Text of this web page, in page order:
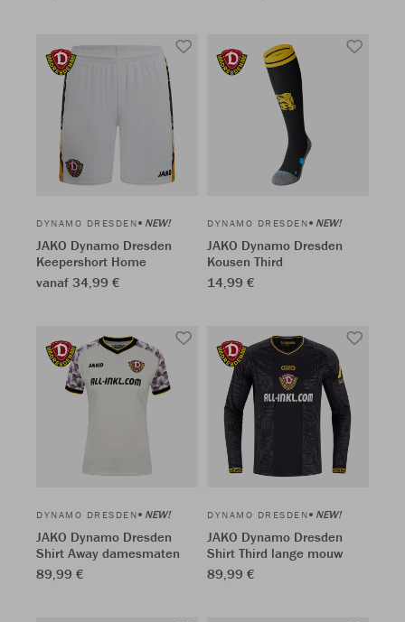
DYNAMO DRESDEN NEW!
JAKO Dynamo Dresden
Keepershort Home
vanaf 34,99 €
DYNAMO DRESDEN NEW!
JAKO Dynamo Dresden
Kousen Third
14,99 €
DYNAMO DRESDEN NEW!
JAKO Dynamo Dresden
Shirt Away damesmaten
89,99 €
DYNAMO DRESDEN NEW!
JAKO Dynamo Dresden
Shirt Third lange mouw
89,99 €